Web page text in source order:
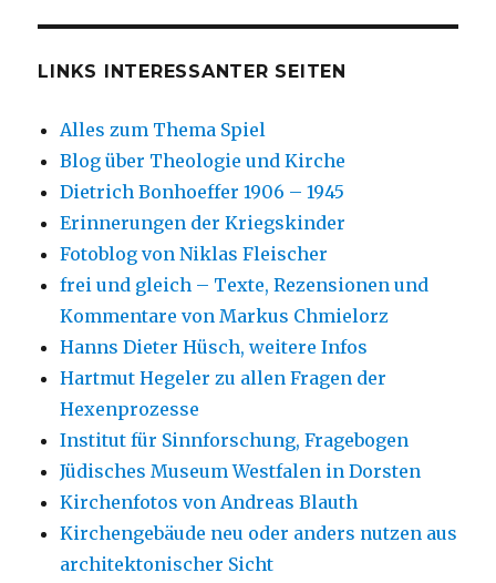
LINKS INTERESSANTER SEITEN
Alles zum Thema Spiel
Blog über Theologie und Kirche
Dietrich Bonhoeffer 1906 – 1945
Erinnerungen der Kriegskinder
Fotoblog von Niklas Fleischer
frei und gleich – Texte, Rezensionen und
Kommentare von Markus Chmielorz
Hanns Dieter Hüsch, weitere Infos
Hartmut Hegeler zu allen Fragen der
Hexenprozesse
Institut für Sinnforschung, Fragebogen
Jüdisches Museum Westfalen in Dorsten
Kirchenfotos von Andreas Blauth
Kirchengebäude neu oder anders nutzen aus
architektonischer Sicht